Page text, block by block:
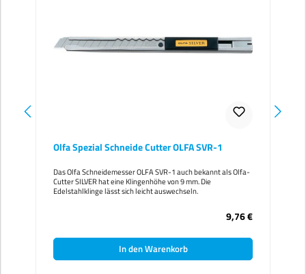
Olfa Spezial Schneide Cutter OLFA SVR-1
Das Olfa Schneidemesser OLFA SVR-1 auch bekannt als Olfa-
Cutter SILVER hat eine Klingenhöhe von 9 mm. Die
Edelstahlklinge lässt sich leicht auswechseln.
9,76 €
In den Warenkorb